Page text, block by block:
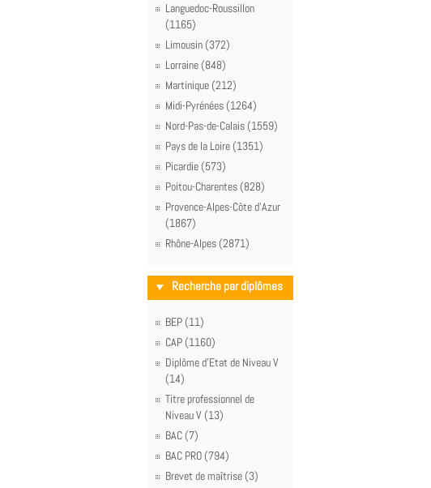
Languedoc-Roussillon
(1165)
Limousin (372)
Lorraine (848)
Martinique (212)
Midi-Pyrénées (1264)
Nord-Pas-de-Calais (1559)
Pays de la Loire (1351)
Picardie (573)
Poitou-Charentes (828)
Provence-Alpes-Côte d'Azur
(1867)
Rhône-Alpes (2871)
Recherche par diplômes
BEP (11)
CAP (1160)
Diplôme d'Etat de Niveau V
(14)
Titre professionnel de
Niveau V (13)
BAC (7)
BAC PRO (794)
Brevet de maîtrise (3)